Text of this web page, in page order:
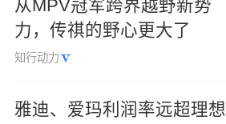
从MPV冠军跨界越野新势
力，传祺的野心更大了
知行动力
雅迪、爱玛利润率远超理想